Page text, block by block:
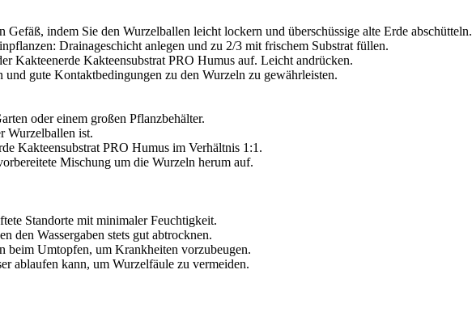
indem Sie den Wurzelballen leicht lockern und überschüssige alte Erde abschütteln.
Drainageschicht anlegen und zu 2/3 mit frischem Substrat füllen.
Kakteenerde Kakteensubstrat PRO Humus auf. Leicht andrücken.
gute Kontaktbedingungen zu den Wurzeln zu gewährleisten.
oder einem großen Pflanzbehälter.
Wurzelballen ist.
Kakteensubstrat PRO Humus im Verhältnis 1:1.
Mischung um die Wurzeln herum auf.
Standorte mit minimaler Feuchtigkeit.
den Wassergaben stets gut abtrocknen.
beim Umtopfen, um Krankheiten vorzubeugen.
ablaufen kann, um Wurzelfäule zu vermeiden.